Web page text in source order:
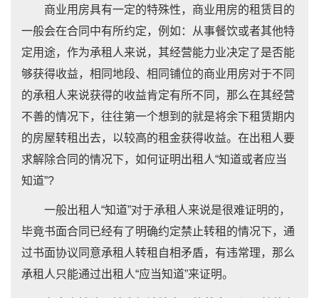
商业用房具有一定的特殊性，商业用房的租赁目的
一般会在合同中有所约定，例如：从事餐饮或者其他特
定用途，作为承租人来说，其经营能力业决定了是否能
够获得收益，相同地段、相同铺位的商业用房对于不同
的承租人来说获得的收益肯定有所不同，那么在其经营
不善的情况下，往往第一个想到的就是将余下租赁期内
的房屋转租出去，以较高的租金获得收益。在出租人要
求解除合同的情况下，如何证明出租人“知道或者应当
知道”?
一般出租人“知道”对于承租人来说是很难证明的，
毕竟书面合同已经有了明确约定禁止转租的情况下，通
过书面协议同意承租人转租自相矛盾，有违常理，那么
承租人只能通过出租人“应当知道”来证明。